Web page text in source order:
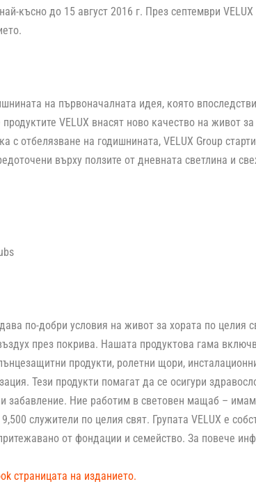
късно до 15 август 2016 г. През септември
на първоначалната идея, която
VELUX внасят ново качество на живот за
отбелязване на годишнината, VELUX Group
върху ползите от дневната светлина и
по-добри условия на живот за хората по целия
през покрива. Нашата продуктова гама
продукти, ролетни щори,
Тези продукти помагат да се осигури
забавление. Ние работим в световен мащаб –
служители по целия свят. Групата VELUX е
от фондации и семейство. За повече
страницата на изданието.